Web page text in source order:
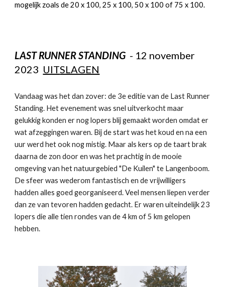
mogelijk zoals de 20 x 100, 25 x 100, 50 x 100 of 75 x 100.
LAST RUNNER STANDING - 12 november
2023 UITSLAGEN
Vandaag was het dan zover: de 3e editie van de Last Runner
Standing. Het evenement was snel uitverkocht maar
gelukkig konden er nog lopers blij gemaakt worden omdat er
wat afzeggingen waren. Bij de start was het koud en na een
uur werd het ook nog mistig. Maar als kers op de taart brak
daarna de zon door en was het prachtig in de mooie
omgeving van het natuurgebied "De Kuilen" te Langenboom.
De sfeer was wederom fantastisch en de vrijwilligers
hadden alles goed georganiseerd. Veel mensen liepen verder
dan ze van tevoren hadden gedacht. Er waren uiteindelijk 23
lopers die alle tien rondes van de 4 km of 5 km gelopen
hebben.